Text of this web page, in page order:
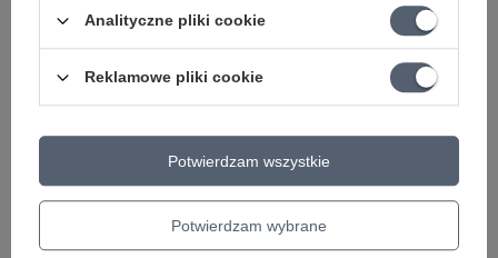
K&M 17595-000-55 statyw do ukulele lub
skrzypiec
-6%
Cena regularna:62,00 zł -3%
K&M 30920 Kapodaster do ukulele
66,94 zł
Najniższa cena z 30 dni przed obniżką:
Analityczne pliki cookie
Reklamowe pliki cookie
Potwierdzam wybrane
Potwierdzam wszystkie